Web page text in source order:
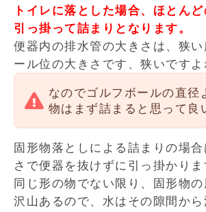
トイレに落とした場合、ほとん
引っ掛って詰まりとなります。
便器内の排水管の大きさは、狭
ール位の大きさです、狭いですよ
なのでゴルフボールの直径
物はまず詰まると思って良
固形物落としによる詰まりの場
さで便器を抜けずに引っ掛かり
同じ形の物でない限り、固形物
沢山あるので、水はその隙間から